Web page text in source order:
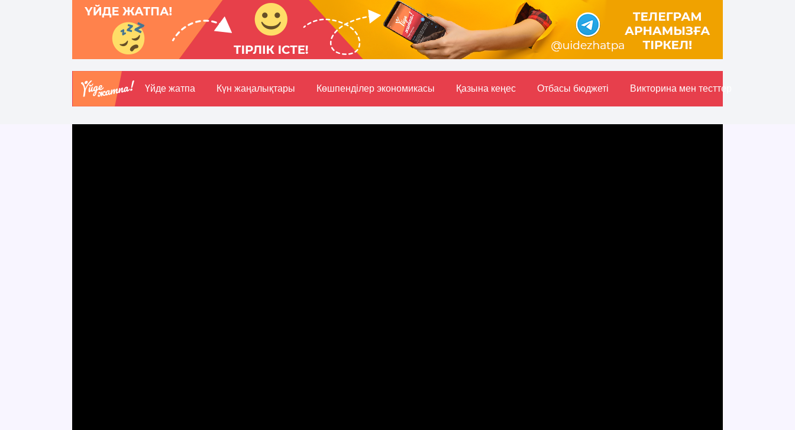
Үйде жатпа Күн жаңалықтары Көшпенділер экономикасы Қазына кеңес Отбасы бюджетi Викторина мен тесттер